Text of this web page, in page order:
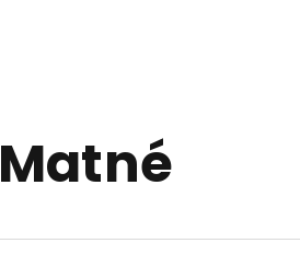
Matné